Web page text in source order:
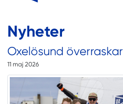
Nyheter
Oxelösund överraskar
11 maj 2026